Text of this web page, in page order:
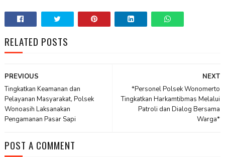
RELATED POSTS
NEXT
*Personel Polsek Wonomerto
Tingkatkan Harkamtibmas Melalui
Patroli dan Dialog Bersama
Warga*
PREVIOUS
Tingkatkan Keamanan dan
Pelayanan Masyarakat, Polsek
Wonoasih Laksanakan
Pengamanan Pasar Sapi
POST A COMMENT